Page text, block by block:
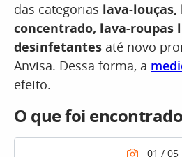
das categorias lava-louças,
concentrado, lava-roupas
desinfetantes até novo
Anvisa. Dessa forma, a
efeito.
O que foi